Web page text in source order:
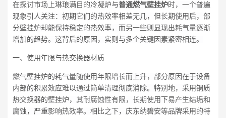
在探讨市场上琳琅满目的冷凝炉与普通燃气壁挂炉时，一个普遍
现象引人关注：初期它们的热效率相差无几，但长期使用后，部
分壁挂炉却能保持稳定的热效率，而另一些则显现出耗气量逐渐
增加的趋势。这背后的原因，实则与多个关键因素紧密相连。
一、使用年限与热交换器材质
燃气壁挂炉的耗气量随使用年限增长而上升，部分原因在于设备
内部的积累效应难以通过简单清理彻底消除。特别地，采用铜质
热交换器的壁挂炉，其耐腐蚀性有限，长期使用下易产生结垢和
腐蚀，严重影响热效率。相比之下，庆东纳碧安等品牌采用的特